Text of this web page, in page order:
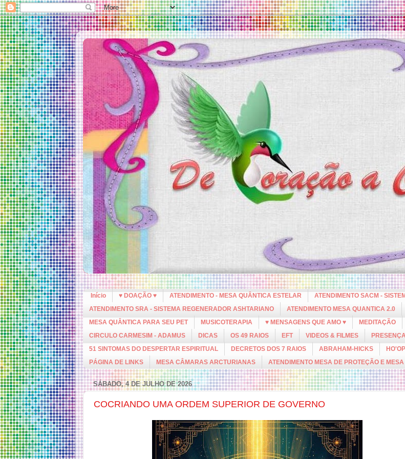
Início ♥ DOAÇÃO ♥ ATENDIMENTO - MESA QUÂNTICA ESTELAR
ATENDIMENTO SACM -
ATENDIMENTO SRA - SISTEMA REGENERADOR ASHTARIANO
ATENDIMENTO MESA QUANTICA 2.0
MESA QUÂNTICA PARA SEU PET
MUSICOTERAPIA ♥ MENSAGENS QUE AMO ♥ MEDITAÇÃO
CIRCULO CARMESIM - ADAMUS
DICAS OS 49 RAIOS EFT VIDEOS & FILMES
51 SINTOMAS DO DESPERTAR ESPIRITUAL
DECRETOS DOS 7 RAIOS ABRAHAM-HICKS
PÁGINA DE LINKS
MESA CÂMARAS ARCTURIANAS ATENDIMENTO MESA DE PROTEÇÃO E
SÁBADO, 4 DE JULHO DE 2026
COCRIANDO UMA ORDEM SUPERIOR DE GOVERNO